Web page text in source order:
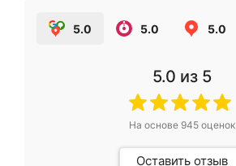
5.0 5.0 5.0
5.0 из 5
На основе 945оценок
Оставить отзыв